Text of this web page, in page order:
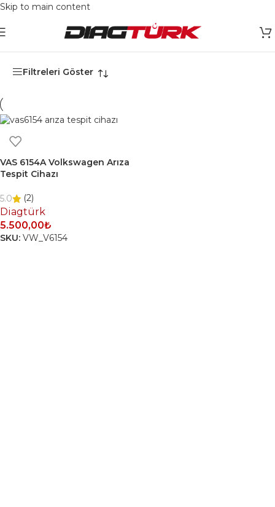
Skip to main content
Filtreleri Göster
VAS 6154A Volkswagen Arıza
Tespit Cihazı
5.0 (2)
Diagtürk
5.500,00₺
SKU: VW_V6154